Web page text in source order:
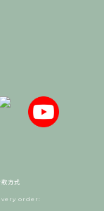
方式
order: